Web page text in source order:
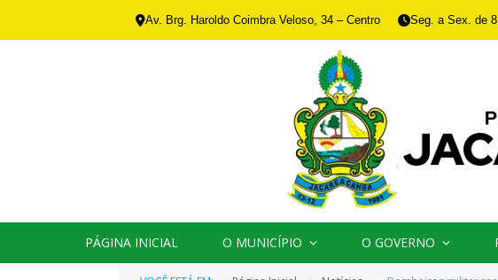
Av. Brg. Haroldo Coimbra Veloso, 34 – Centro Seg. a Sex. de
PÁGINA INICIAL O MUNICÍPIO O GOVERNO